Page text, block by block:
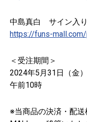
中島真白 サイン入
https://funs-
＜受注期間＞
2024年5月31日（金
午前10時
※当商品の決済・配送